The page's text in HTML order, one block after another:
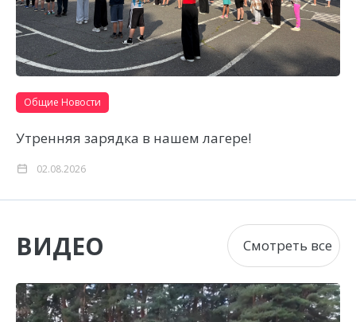
Общие Новости
Утренняя зарядка в нашем лагере!
02.08.2026
ВИДЕО Смотреть все
Веселые старты